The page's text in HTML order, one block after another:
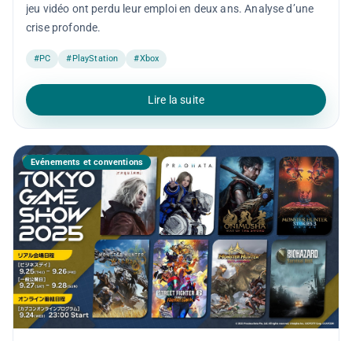
jeu vidéo ont perdu leur emploi en deux ans. Analyse d’une
crise profonde.
#PC #PlayStation #Xbox
Lire la suite
Événements et conventions